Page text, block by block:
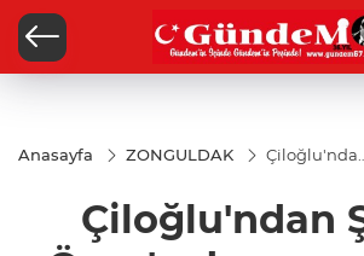
Anasayfa ZONGULDAK
Çiloğlu'ndan
veda:
"İçimden
Çiloğlu'ndan